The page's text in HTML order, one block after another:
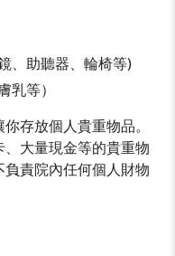
、助聽器、輪椅等)
乳等）
存放個人貴重物品。
大量現金等的貴重物
責院內任何個人財物